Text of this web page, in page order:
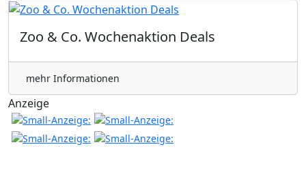
Zoo & Co. Wochenaktion Deals
mehr Informationen
Anzeige